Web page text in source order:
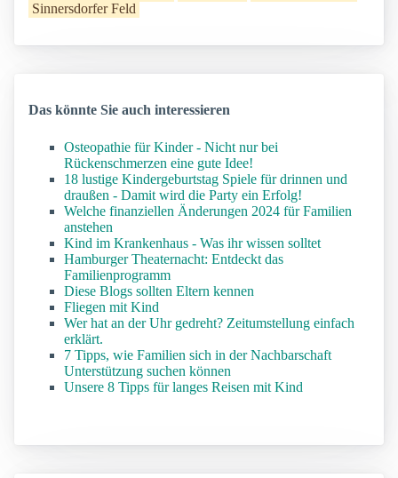
Sinnersdorfer Feld
Das könnte Sie auch interessieren
Osteopathie für Kinder - Nicht nur bei
Rückenschmerzen eine gute Idee!
18 lustige Kindergeburtstag Spiele für drinnen und
draußen - Damit wird die Party ein Erfolg!
Welche finanziellen Änderungen 2024 für Familien
anstehen
Kind im Krankenhaus - Was ihr wissen solltet
Hamburger Theaternacht: Entdeckt das
Familienprogramm
Diese Blogs sollten Eltern kennen
Fliegen mit Kind
Wer hat an der Uhr gedreht? Zeitumstellung einfach
erklärt.
7 Tipps, wie Familien sich in der Nachbarschaft
Unterstützung suchen können
Unsere 8 Tipps für langes Reisen mit Kind